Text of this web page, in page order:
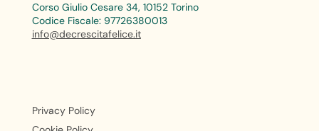
Corso Giulio Cesare 34, 10152 Torino
Codice Fiscale: 97726380013
info@decrescitafelice.it
Privacy Policy